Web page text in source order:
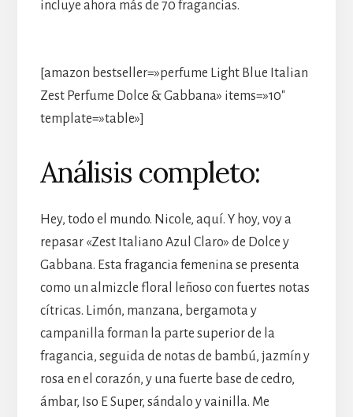
incluye ahora más de 70 fragancias.
[amazon bestseller=»perfume Light Blue Italian
Zest Perfume Dolce & Gabbana» items=»10″
template=»table»]
Análisis completo:
Hey, todo el mundo. Nicole, aquí. Y hoy, voy a
repasar «Zest Italiano Azul Claro» de Dolce y
Gabbana. Esta fragancia femenina se presenta
como un almizcle floral leñoso con fuertes notas
cítricas. Limón, manzana, bergamota y
campanilla forman la parte superior de la
fragancia, seguida de notas de bambú, jazmín y
rosa en el corazón, y una fuerte base de cedro,
ámbar, Iso E Super, sándalo y vainilla. Me